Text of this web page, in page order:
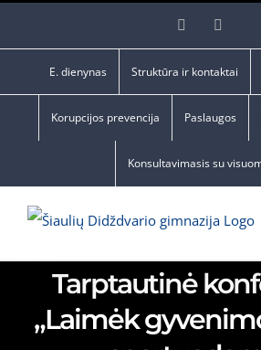
Facebook
E. dienynas Struktūra ir kontaktai
Korupcijos prevencija Paslaugos
Konsultavimasis su
Tarptautinė
„Laimėk